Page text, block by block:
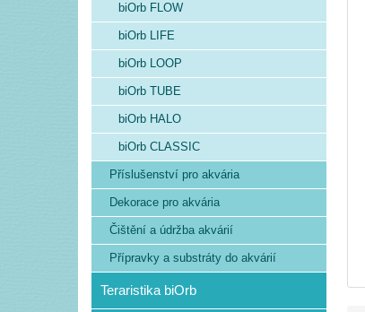
biOrb FLOW
biOrb LIFE
biOrb LOOP
biOrb TUBE
biOrb HALO
biOrb CLASSIC
Příslušenství pro akvária
Dekorace pro akvária
Čištění a údržba akvárií
Přípravky a substráty do akvárií
Teraristika biOrb